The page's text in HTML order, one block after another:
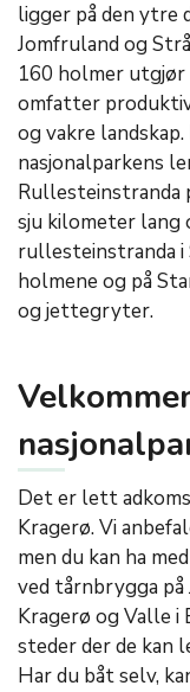
ligger på den ytre
Jomfruland og
160 holmer utgjør
omfatter
og vakre
nasjonalparkens
Rullesteinstranda
sju kilometer lang
rullesteinstranda i
holmene og på
og jettegryter.
Det er lett
Kragerø. Vi
men du kan ha
ved tårnbrygga
Kragerø og Valle i
steder der de kan
Har du båt selv,